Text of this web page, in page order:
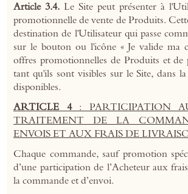
Article 3.4. Le Site peut présenter à
promotionnelle de vente de Produits.
destination de l'Utilisateur qui passe
sur le bouton ou l'icône « Je valide ma
offres promotionnelles de Produits et de
tant qu'ils sont visibles sur le Site, dans
disponibles.
ARTICLE 4 : PARTICIPATION
TRAITEMENT DE LA
ENVOIS ET AUX FRAIS DE
Chaque commande, sauf promotion
d’une participation de l’Acheteur aux
la commande et d’envoi.